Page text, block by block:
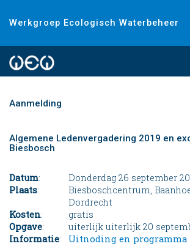
Werkgroep Ecologisch Waterbeheer
Aanmelding
Algemene Ledenvergadering 2019 en
Biesbosch
Datum:
Donderdag 26 september
Plaats:
Biesboschcentrum,
Dordrecht
Kosten:
gratis
Opgave:
uiterlijk uiterlijk 20
Informatie: Uitnoding en programma